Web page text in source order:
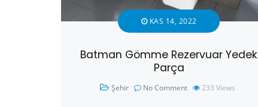
KAS 14, 2022
Batman Gömme Rezervuar Yedek
Parça
Şehir No Comment 233 Views